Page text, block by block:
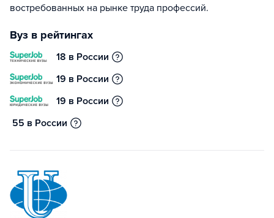
востребованных на рынке труда профессий.
Вуз в рейтингах
18 в России
19 в России
19 в России
55 в России